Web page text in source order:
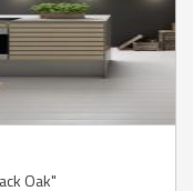
Oak"